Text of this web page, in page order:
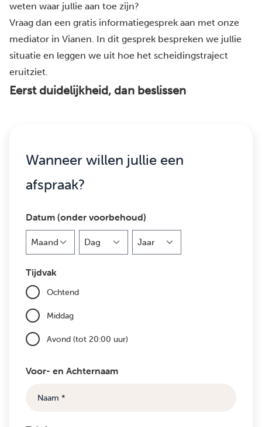
weten waar jullie aan toe zijn?
Vraag dan een gratis informatiegesprek aan met onze
mediator in Vianen. In dit gesprek bespreken we jullie
situatie en leggen we uit hoe het scheidingstraject
eruitziet.
Eerst duidelijkheid, dan beslissen
Wanneer willen jullie een
afspraak?
Datum (onder voorbehoud)
Tijdvak
Ochtend
Middag
Avond (tot 20:00 uur)
Voor- en Achternaam